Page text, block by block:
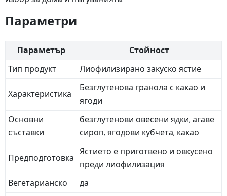
Параметри
Параметър
Стойност
Тип продукт
Лиофилизирано закуско ястие
Характеристика
Безглутенова гранола с какао и
ягоди
Основни
съставки
безглутенови овесени ядки, агаве
сироп, ягодови кубчета, какао
Предподготовка
Ястието е приготвено и овкусено
преди лиофилизация
Вегетарианско
да